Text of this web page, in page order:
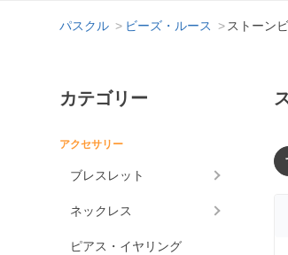
パスクル ビーズ・ルース ストーン
カテゴリー
アクセサリー
ブレスレット
ネックレス
ピアス・イヤリング